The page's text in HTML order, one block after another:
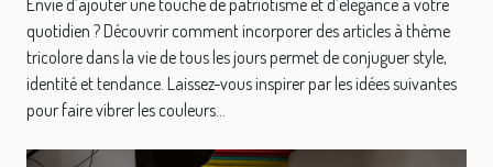
Envie d’ajouter une touche de patriotisme et d’élégance à votre
quotidien ? Découvrir comment incorporer des articles à thème
tricolore dans la vie de tous les jours permet de conjuguer style,
identité et tendance. Laissez-vous inspirer par les idées suivantes
pour faire vibrer les couleurs...